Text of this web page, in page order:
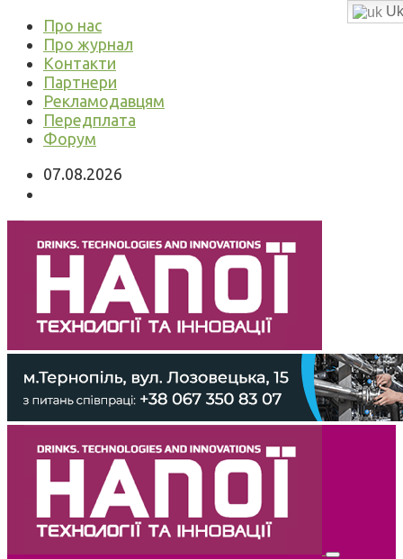
Про нас
Про журнал
Контакти
Партнери
Рекламодавцям
Передплата
Форум
07.08.2026